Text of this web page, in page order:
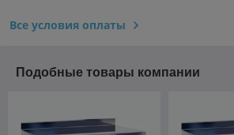
Все условия оплаты
Подобные товары компании